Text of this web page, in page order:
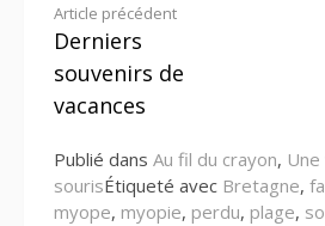
Lire
la
suite
Article précédent
Derniers
souvenirs de
vacances
Publié dans Au fil du crayon,
sourisÉtiqueté avec Bretagne,
myope, myopie, perdu, plage,